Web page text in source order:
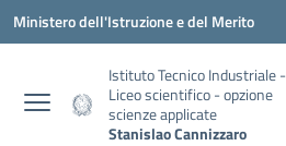
Vai ai contenuti
Vai al menu di navigazione
Vai al footer
Ministero dell'Istruzione e del Merito
Istituto Tecnico Industriale -
Liceo scientifico - opzione
scienze applicate
Stanislao Cannizzaro